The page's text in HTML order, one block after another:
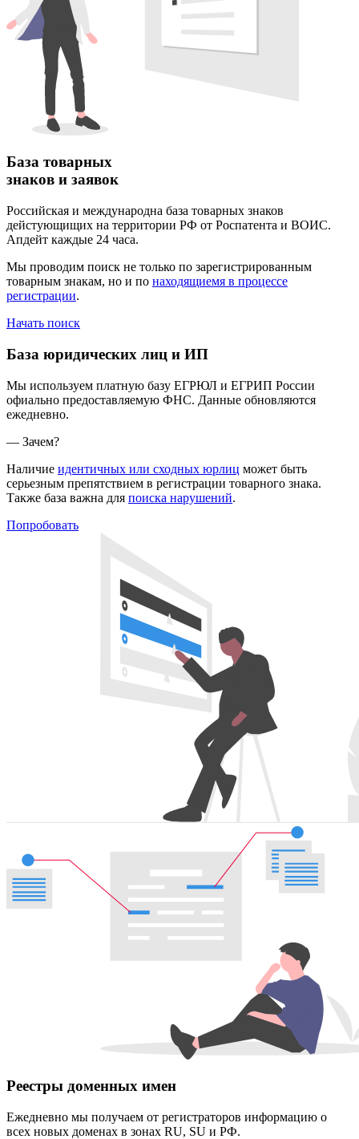
База товарных
знаков и заявок
Российская и международна база товарных знаков
дейстующищих на территории РФ от Роспатента и ВОИС.
Апдейт каждые 24 часа.
Мы проводим поиск не только по зарегистрированным
товарным знакам, но и по находящиемя в процессе
регистрации.
Начать поиск
База юридических лиц и ИП
Мы используем платную базу ЕГРЮЛ и ЕГРИП России
офиально предоставляемую ФНС. Данные обновляются
ежедневно.
— Зачем?
Наличие идентичных или сходных юрлиц может быть
серьезным препятствием в регистрации товарного знака.
Также база важна для поиска нарушений.
Попробовать
Реестры доменных имен
Ежедневно мы получаем от регистраторов информацию о
всех новых доменах в зонах RU, SU и РФ.